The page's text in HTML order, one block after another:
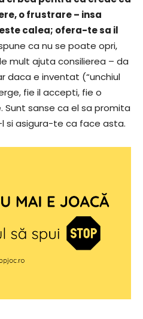
o frustrare – insa
calea; ofera-te sa il
ca nu se poate opri,
mult ajuta consilierea – da
daca e inventat (“unchiul
fie il accepti, fie o
Sunt sanse ca el sa promita
si asigura-te ca face asta.